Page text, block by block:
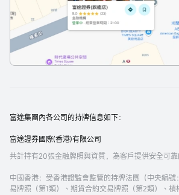
富途集團內各公司的持牌信息如下：
富途證券國際(香港)有限公司
共計持有20張金融牌照與資質，為客戶提供安全可靠
中國香港：受香港證監會監管的持牌法團（中央編號
易牌照（第1類）、期貨合約交易牌照（第2類）、